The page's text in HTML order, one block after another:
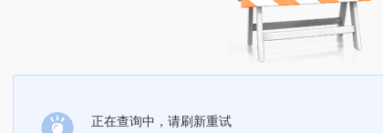
正在查询中，请刷新重试